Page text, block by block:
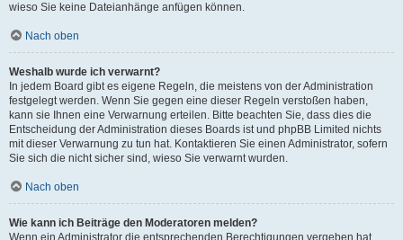
wieso Sie keine Dateianhänge anfügen können.
Nach oben
Weshalb wurde ich verwarnt?
In jedem Board gibt es eigene Regeln, die meistens von der Administration
festgelegt werden. Wenn Sie gegen eine dieser Regeln verstoßen haben,
kann sie Ihnen eine Verwarnung erteilen. Bitte beachten Sie, dass dies die
Entscheidung der Administration dieses Boards ist und phpBB Limited nichts
mit dieser Verwarnung zu tun hat. Kontaktieren Sie einen Administrator, sofern
Sie sich die nicht sicher sind, wieso Sie verwarnt wurden.
Nach oben
Wie kann ich Beiträge den Moderatoren melden?
Wenn ein Administrator die entsprechenden Berechtigungen vergeben hat,